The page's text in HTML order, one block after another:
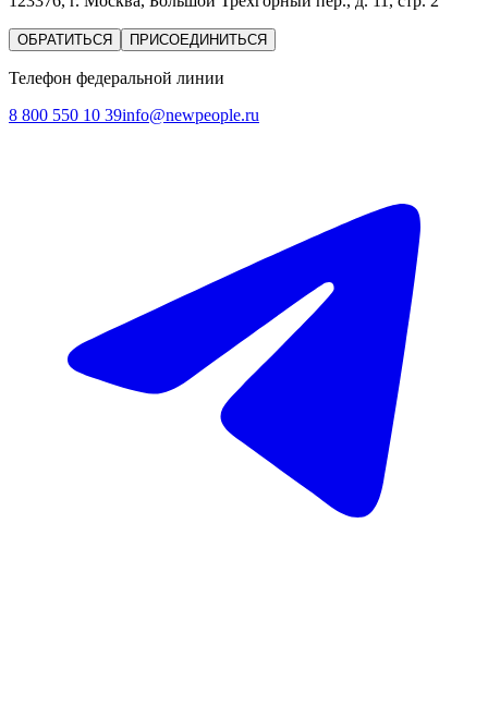
ОБРАТИТЬСЯ ПРИСОЕДИНИТЬСЯ
Телефон федеральной линии
8 800 550 10 39info@newpeople.ru